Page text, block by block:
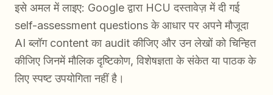
इसे अमल में लाइए: Google द्वारा HCU दस्तावेज़ में दी गई
self-assessment questions के आधार पर अपने मौजूदा
AI ब्लॉग content का audit कीजिए और उन लेखों को चिन्हित
कीजिए जिनमें मौलिक दृष्टिकोण, विशेषज्ञता के संकेत या पाठक के
लिए स्पष्ट उपयोगिता नहीं है।